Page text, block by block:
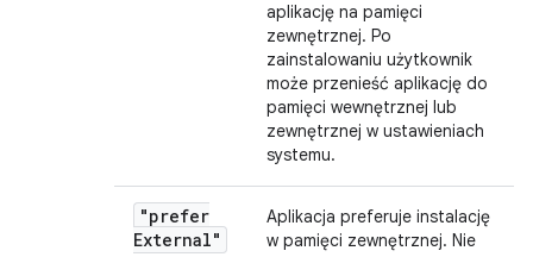
aplikację na pamięci
zewnętrznej. Po
zainstalowaniu użytkownik
może przenieść aplikację do
pamięci wewnętrznej lub
zewnętrznej w ustawieniach
systemu.
"prefer
External"
Aplikacja preferuje instalację
w pamięci zewnętrznej. Nie